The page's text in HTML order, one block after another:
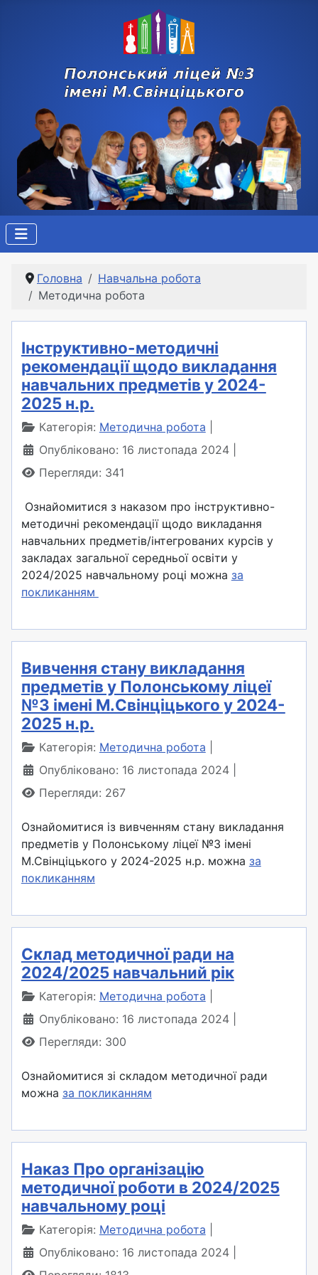
Головна
Навчальна робота
Методична робота
Інструктивно-методичні
рекомендації щодо викладання
навчальних предметів у 2024-
2025 н.р.
Категорія: Методична робота
Опубліковано: 16 листопада 2024
Перегляди: 341
Ознайомитися з наказом про інструктивно-
методичні рекомендації щодо викладання
навчальних предметів/інтегрованих курсів у
закладах загальної середньої освіти у
2024/2025 навчальному році можна за
покликанням
Вивчення стану викладання
предметів у Полонському ліцеї
№3 імені М.Свінціцького у 2024-
2025 н.р.
Категорія: Методична робота
Опубліковано: 16 листопада 2024
Перегляди: 267
Ознайомитися із вивченням стану викладання
предметів у Полонському ліцеї №3 імені
М.Свінціцького у 2024-2025 н.р. можна за
покликанням
Склад методичної ради на
2024/2025 навчальний рік
Категорія: Методична робота
Опубліковано: 16 листопада 2024
Перегляди: 300
Ознайомитися зі складом методичної ради
можна за покликанням
Наказ Про організацію
методичної роботи в 2024/2025
навчальному році
Категорія: Методична робота
Опубліковано: 16 листопада 2024